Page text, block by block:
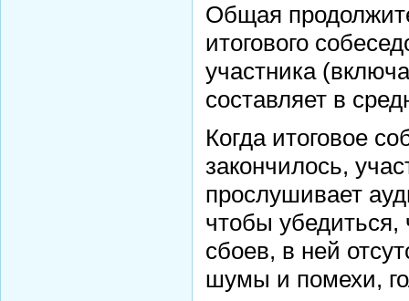
Общая
итогового
участника
составляет в
Когда итоговое
закончилось,
прослушивает
чтобы убедиться,
сбоев, в ней
шумы и помехи,